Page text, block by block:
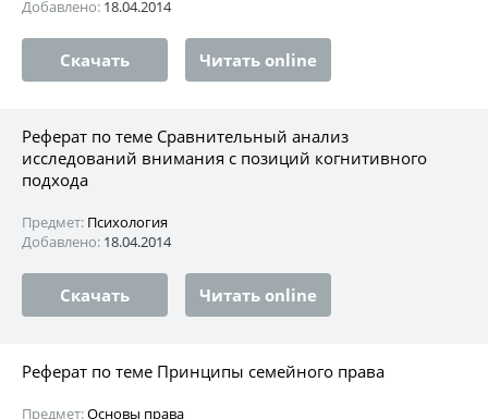
Добавлено: 18.04.2014
Скачать Читать online
Реферат по теме Сравнительный анализ
исследований внимания с позиций когнитивного
подхода
Предмет: Психология
Добавлено: 18.04.2014
Скачать Читать online
Реферат по теме Принципы семейного права
Предмет:Основы права